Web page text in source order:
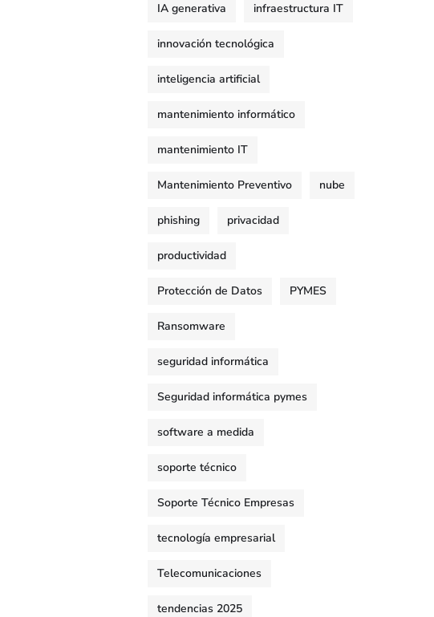
IA generativa infraestructura IT
innovación tecnológica
inteligencia artificial
mantenimiento informático
mantenimiento IT
Mantenimiento Preventivo nube
phishing privacidad
productividad
Protección de Datos PYMES
Ransomware
seguridad informática
Seguridad informática pymes
software a medida
soporte técnico
Soporte Técnico Empresas
tecnología empresarial
Telecomunicaciones
tendencias 2025